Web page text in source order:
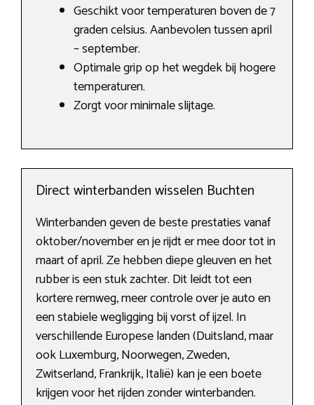
Geschikt voor temperaturen boven de 7
graden celsius. Aanbevolen tussen april
– september.
Optimale grip op het wegdek bij hogere
temperaturen.
Zorgt voor minimale slijtage.
Direct winterbanden wisselen Buchten
Winterbanden geven de beste prestaties vanaf
oktober/november en je rijdt er mee door tot in
maart of april. Ze hebben diepe gleuven en het
rubber is een stuk zachter. Dit leidt tot een
kortere remweg, meer controle over je auto en
een stabiele wegligging bij vorst of ijzel. In
verschillende Europese landen (Duitsland, maar
ook Luxemburg, Noorwegen, Zweden,
Zwitserland, Frankrijk, Italië) kan je een boete
krijgen voor het rijden zonder winterbanden.